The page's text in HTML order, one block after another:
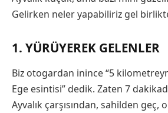
Gelirken neler yapabiliriz gel
1. YÜRÜYEREK GELENLER
Biz otogardan inince “5
Ege esintisi” dedik. Zaten 7
Ayvalık çarşısından, sahilden geç,